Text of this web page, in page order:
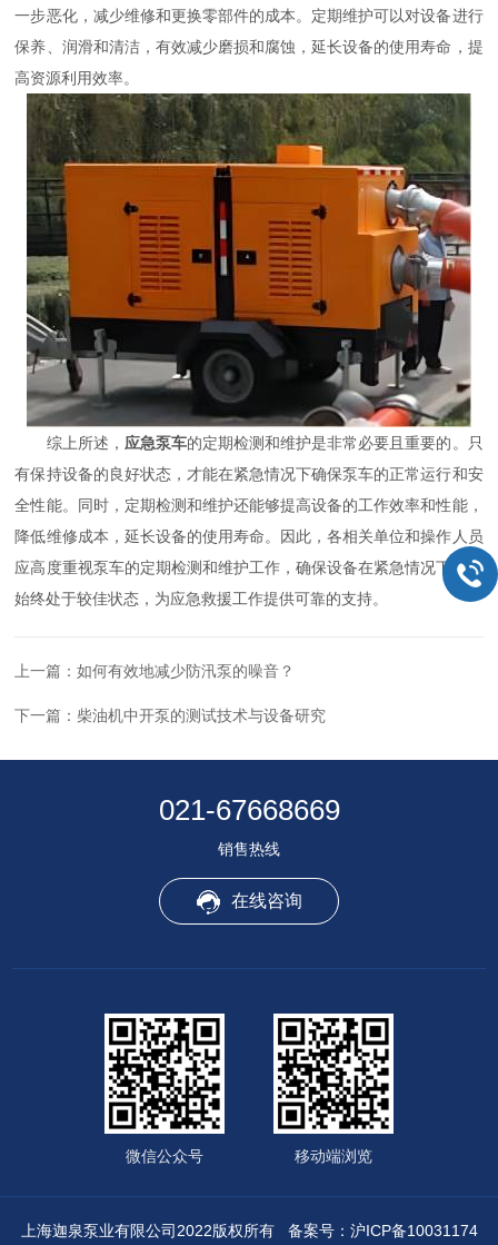
一步恶化，减少维修和更换零部件的成本。定期维护可以对设备进行
保养、润滑和清洁，有效减少磨损和腐蚀，延长设备的使用寿命，提
高资源利用效率。
综上所述， 应急泵车的定期检测和维护是非常必要且重要的。只
有保持设备的良好状态，才能在紧急情况下确保泵车的正常运行和安
全性能。同时，定期检测和维护还能够提高设备的工作效率和性能，
降低维修成本，延长设备的使用寿命。因此，各相关单位和操作人员
应高度重视泵车的定期检测和维护工作，确保设备在紧急情况下能够
始终处于较佳状态，为应急救援工作提供可靠的支持。
上一篇：如何有效地减少防汛泵的噪音？
下一篇： 柴油机中开泵的测试技术与设备研究
021-67668669
销售热线
在线咨询
微信公众号 移动端浏览
上海迦泉泵业有限公司2022版权所有 备案号：沪ICP备10031174